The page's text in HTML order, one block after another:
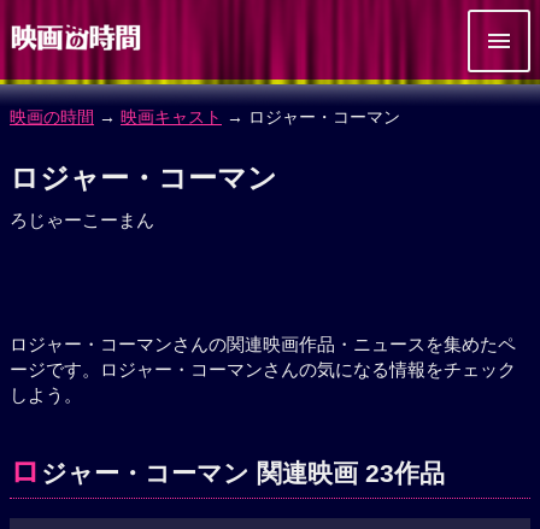
映画の時間 → 映画キャスト → ロジャー・コーマン
ロジャー・コーマン
ろじゃーこーまん
ロジャー・コーマンさんの関連映画作品・ニュースを集めたペ
ージです。ロジャー・コーマンさんの気になる情報をチェック
しよう。
ロ ジャー・コーマン 関連映画 23作品